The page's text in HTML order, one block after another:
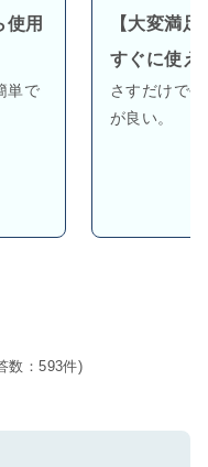
使用
単で
【大変満
すぐに使え
さすだけで
が良い。
数：593件)